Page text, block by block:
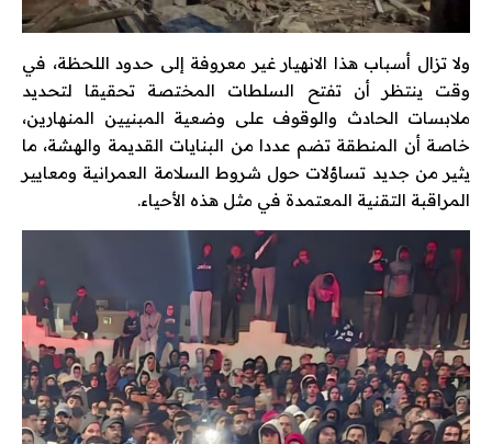
ولا تزال أسباب هذا الانهيار غير معروفة إلى حدود اللحظة، في
وقت ينتظر أن تفتح السلطات المختصة تحقيقا لتحديد
ملابسات الحادث والوقوف على وضعية المبنيين المنهارين،
خاصة أن المنطقة تضم عددا من البنايات القديمة والهشة، ما
يثير من جديد تساؤلات حول شروط السلامة العمرانية ومعايير
المراقبة التقنية المعتمدة في مثل هذه الأحياء.